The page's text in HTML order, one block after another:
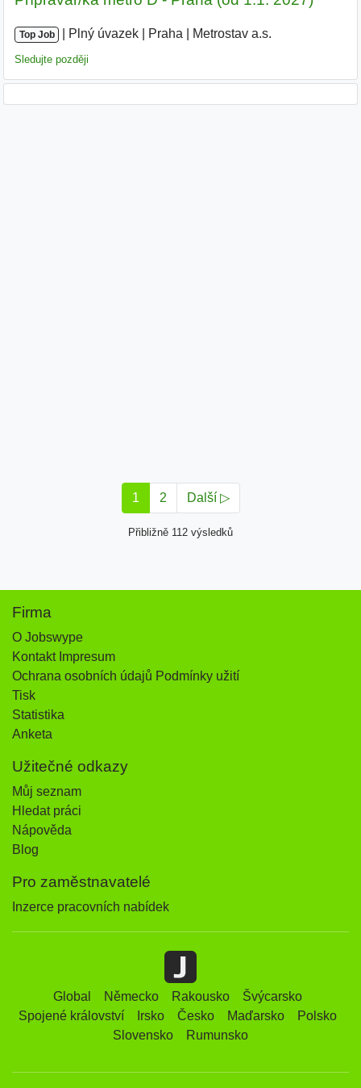
Top Job Plný úvazek Praha Metrostav a.s.
Sledujte později
1 2 Další ▷
Přibližně 112 výsledků
Firma
O Jobswype
Kontakt Impresum
Ochrana osobních údajů Podmínky užití
Tisk
Statistika
Anketa
Užitečné odkazy
Můj seznam
Hledat práci
Nápověda
Blog
Pro zaměstnavatelé
Inzerce pracovních nabídek
Global Německo Rakousko
Švýcarsko
Spojené království
Irsko Česko Maďarsko
Polsko
Slovensko
Rumunsko